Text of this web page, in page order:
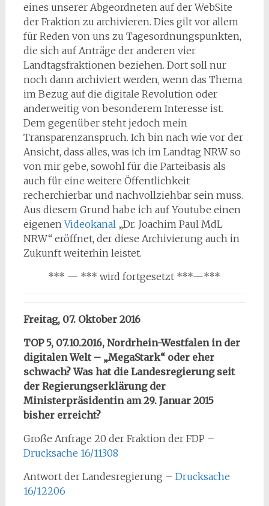
eines unserer Abgeordneten auf der WebSite
der Fraktion zu archivieren. Dies gilt vor allem
für Reden von uns zu Tagesordnungspunkten,
die sich auf Anträge der anderen vier
Landtagsfraktionen beziehen. Dort soll nur
noch dann archiviert werden, wenn das Thema
im Bezug auf die digitale Revolution oder
anderweitig von besonderem Interesse ist.
Dem gegenüber steht jedoch mein
Transparenzanspruch. Ich bin nach wie vor der
Ansicht, dass alles, was ich im Landtag NRW so
von mir gebe, sowohl für die Parteibasis als
auch für eine weitere Öffentlichkeit
recherchierbar und nachvollziehbar sein muss.
Aus diesem Grund habe ich auf Youtube einen
eigenenVideokanal„Dr. Joachim Paul MdL
NRW“ eröffnet, der diese Archivierung auch in
Zukunft weiterhin leistet.
*** — *** wird fortgesetzt ***—***
Freitag, 07. Oktober 2016
TOP 5, 07.10.2016, Nordrhein-Westfalen in der
digitalen Welt – „MegaStark“ oder eher
schwach? Was hat die Landesregierung seit
der Regierungserklärung der
Ministerpräsidentin am 29. Januar 2015
bisher erreicht?
Große Anfrage 20 der Fraktion der FDP –
Drucksache 16/11308
Antwort der Landesregierung – Drucksache
16/12206